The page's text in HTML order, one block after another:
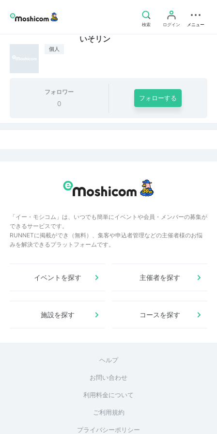
検索 ログイン メニュー
個人
いそリン
フォロワー
0
フォローする
「イー・モシコム」は、いつでも簡単にイベントや会員・メンバーの募集が
できるサービスです。
RUNNETに掲載ができ（無料）、集客や申込者管理などの主催者様のお悩
みを解決できるプラットフォームです。
イベントを探す 主催者を探す
施設を探す コースを探す
ヘルプ
お問い合わせ
利用料金について
ご利用規約
プライバシーポリシー